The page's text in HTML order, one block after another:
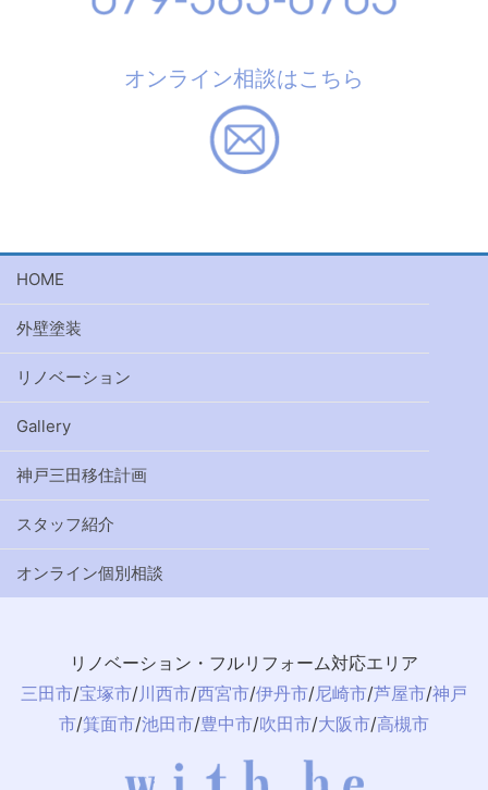
オンライン相談はこちら
HOME
外壁塗装
リノベーション
Gallery
神戸三田移住計画
スタッフ紹介
オンライン個別相談
リノベーション・フルリフォーム対応エリア
三田市/宝塚市/川西市/西宮市/伊丹市/尼崎市/芦屋市/神戸
市/箕面市/池田市/豊中市/吹田市/大阪市/高槻市